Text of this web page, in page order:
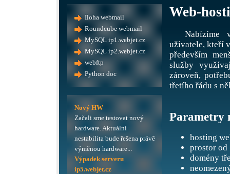
Web-
Nabízíme
uživatele, kteří
především
služby
zároveň,
třetího řádu s
Parametry
hosting
prostor od
domény
Iloha webmail
Roundcube webmail
MySQL ip1.webjet.cz
MySQL ip2.webjet.cz
webftp
Python doc
Nový HW
Začali sme testovat nový
hardware. Aktuální
nestabilita bude řešena právě
výměnou hardware...
Výpadek serveru
ip5.webjet.cz